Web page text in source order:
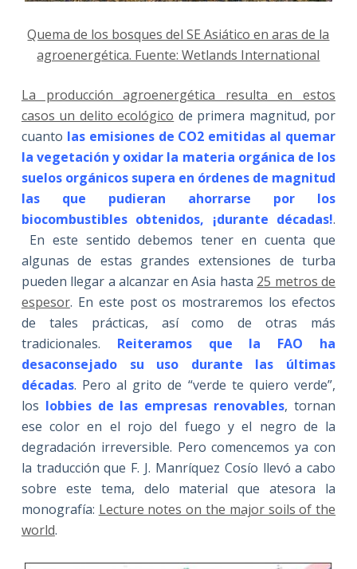
Quema de los bosques del SE Asiático en aras de la
agroenergética. Fuente: Wetlands International
La producción agroenergética resulta en estos
casos un delito ecológico de primera magnitud, por
cuanto las emisiones de CO2 emitidas al quemar
la vegetación y oxidar la materia orgánica de los
suelos orgánicos supera en órdenes de magnitud
las que pudieran ahorrarse por los
biocombustibles obtenidos, ¡durante décadas!.
En este sentido debemos tener en cuenta que
algunas de estas grandes extensiones de turba
pueden llegar a alcanzar en Asia hasta 25 metros de
espesor. En este post os mostraremos los efectos
de tales prácticas, así como de otras más
tradicionales. Reiteramos que la FAO ha
desaconsejado su uso durante las últimas
décadas. Pero al grito de “verde te quiero verde”,
los lobbies de las empresas renovables, tornan
ese color en el rojo del fuego y el negro de la
degradación irreversible. Pero comencemos ya con
la traducción que F. J. Manríquez Cosío llevó a cabo
sobre este tema, delo material que atesora la
monografía: Lecture notes on the major soils of the
world.